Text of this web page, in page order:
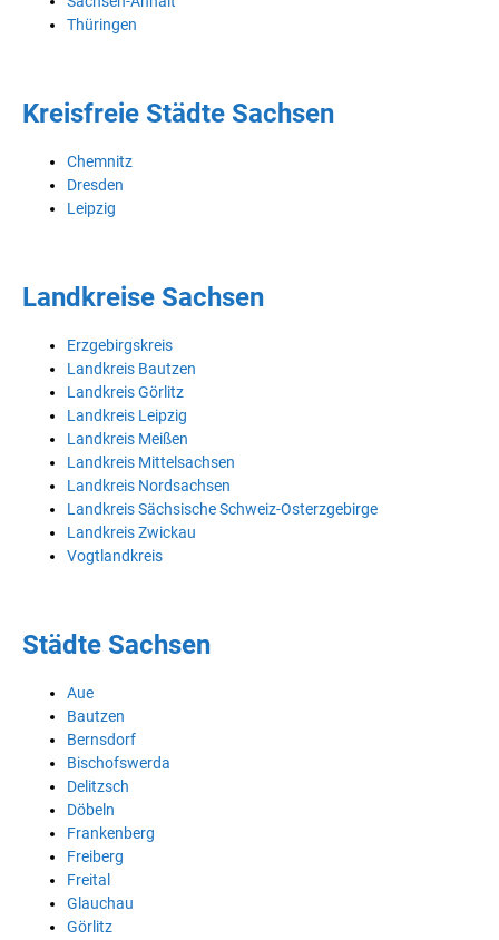
Thüringen
Kreisfreie Städte Sachsen
Chemnitz
Dresden
Leipzig
Landkreise Sachsen
Erzgebirgskreis
Landkreis Bautzen
Landkreis Görlitz
Landkreis Leipzig
Landkreis Meißen
Landkreis Mittelsachsen
Landkreis Nordsachsen
Landkreis Sächsische Schweiz-Osterzgebirge
Landkreis Zwickau
Vogtlandkreis
Städte Sachsen
Aue
Bautzen
Bernsdorf
Bischofswerda
Delitzsch
Döbeln
Frankenberg
Freiberg
Freital
Glauchau
Görlitz